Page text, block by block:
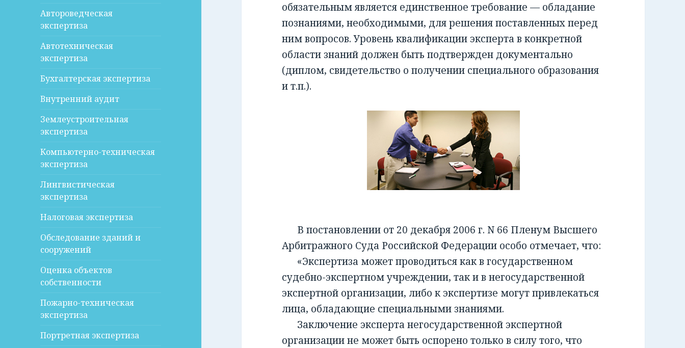
Автороведческая
экспертиза
Автотехническая
экспертиза
Бухгалтерская экспертиза
Внутренний аудит
Землеустроительная
экспертиза
Компьютерно-техническая
экспертиза
Лингвистическая
экспертиза
Налоговая экспертиза
Обследование зданий и
сооружений
Оценка объектов
собственности
Пожарно-техническая
экспертиза
Портретная экспертиза
обязательным является единственное требование — обладание
познаниями, необходимыми, для решения поставленных перед
ним вопросов. Уровень квалификации эксперта в конкретной
области знаний должен быть подтвержден документально
(диплом, свидетельство о получении специального образования
и т.п.).
В постановлении от 20 декабря 2006 г. N 66 Пленум Высшего
Арбитражного Суда Российской Федерации особо отмечает, что:
«Экспертиза может проводиться как в государственном
судебно-экспертном учреждении, так и в негосударственной
экспертной организации, либо к экспертизе могут привлекаться
лица, обладающие специальными знаниями.
Заключение эксперта негосударственной экспертной
организации не может быть оспорено только в силу того, что